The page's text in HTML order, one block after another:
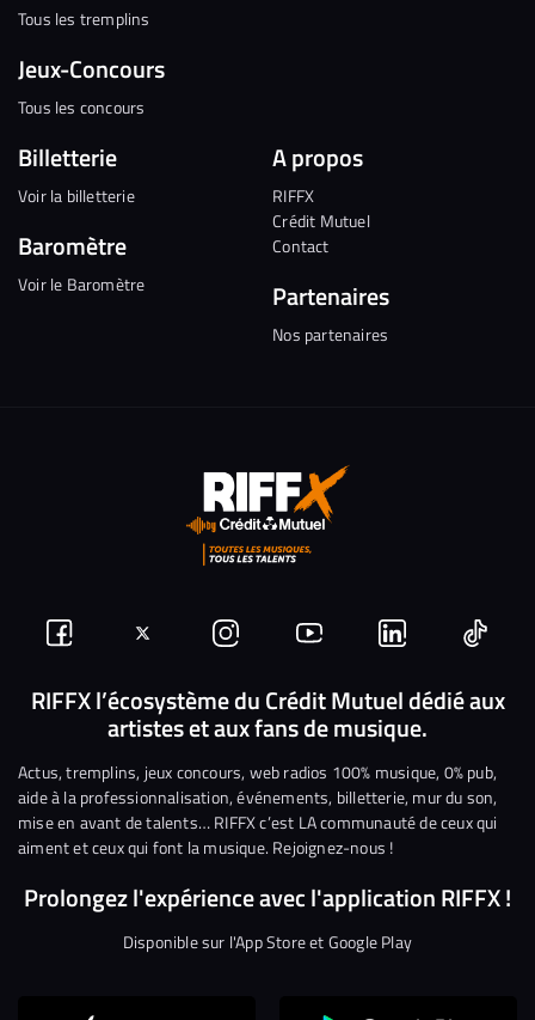
Tous les tremplins
Jeux-Concours
Tous les concours
Billetterie
Voir la billetterie
Baromètre
Voir le Baromètre
A propos
RIFFX
Crédit Mutuel
Contact
Partenaires
Nos partenaires
Suivez-
nous
Facebook
Suivez-
nous
sur
Twitter
Nous
rejoindre
sur
Instagram
Nous
rejoindre
sur
YouTube
Nous
rejoindre
sur
Linkedin
Nous
RIFFX l’écosystème du Crédit Mutuel dédié aux
artistes et aux fans de musique.
Actus, tremplins, jeux concours, web radios 100% musique, 0% pub,
aide à la professionnalisation, événements, billetterie, mur du son,
mise en avant de talents… RIFFX c’est LA communauté de ceux qui
aiment et ceux qui font la musique. Rejoignez-nous !
Prolongez l'expérience avec l'application RIFFX !
Disponible sur l'App Store et Google Play